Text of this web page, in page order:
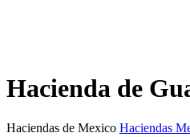
Hacienda de
Haciendas de Mexico Haciendas